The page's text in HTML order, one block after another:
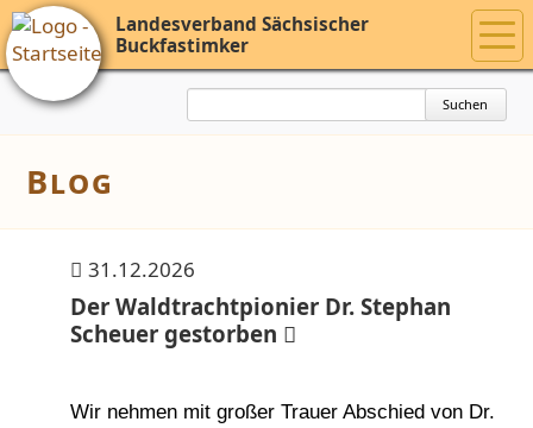
Landesverband Sächsischer
Buckfastimker
Suchen
Blog
31.12.2026
Der Waldtrachtpionier Dr. Stephan
Scheuer gestorben
Wir nehmen mit großer Trauer Abschied von Dr.